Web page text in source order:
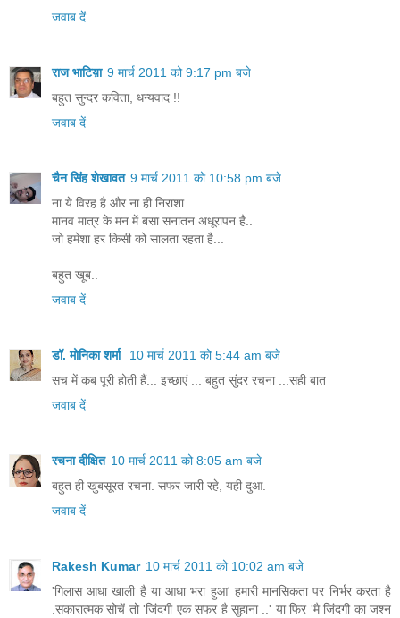
जवाब दें
राज भाटिय़ा 9 मार्च 2011 को 9:17 pm बजे
बहुत सुन्दर कविता, धन्यवाद !!
जवाब दें
चैन सिंह शेखावत 9 मार्च 2011 को 10:58 pm बजे
ना ये विरह है और ना ही निराशा..
मानव मात्र के मन में बसा सनातन अधूरापन है..
जो हमेशा हर किसी को सालता रहता है...
बहुत खूब..
जवाब दें
डॉ. मोनिका शर्मा
10 मार्च 2011 को 5:44 am बजे
सच में कब पूरी होती हैं... इच्छाएं ... बहुत सुंदर रचना ...सही बात
जवाब दें
रचना दीक्षित 10 मार्च 2011 को 8:05 am बजे
बहुत ही खुबसूरत रचना. सफर जारी रहे, यही दुआ.
जवाब दें
Rakesh Kumar 10 मार्च 2011 को 10:02 am बजे
'गिलास आधा खाली है या आधा भरा हुआ' हमारी मानसिकता पर निर्भर करता है
.सकारात्मक सोचें तो 'जिंदगी एक सफर है सुहाना ..' या फिर 'मै जिंदगी का जश्न